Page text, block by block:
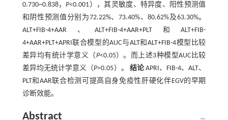
0.730~0.838，P<0.001），其灵敏度、特异度、阳性预测值
和阴性预测值分别为72.22%、73.40%、80.62%及63.30%。
ALT+FIB-4+AAR、ALT+FIB-4+AAR+PLT和ALT+FIB-
4+AAR+PLT+APRI联合模型的AUC与ALT和ALT+FIB-4模型比较
差异均有统计学意义（P<0.05）。而上述3种模型AUC比较
差异均无统计学意义（P>0.05）。 结论APRI、FIB-4、ALT、
PLT和AAR联合检测可提高自身免疫性肝硬化伴EGV的早期
诊断效能。
Abstract